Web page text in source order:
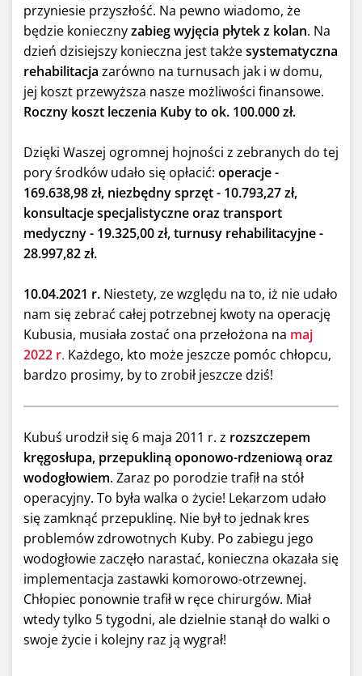
przyniesie przyszłość. Na pewno wiadomo, że
będzie koniecznyzabieg wyjęcia płytek z kolan. Na
dzień dzisiejszy konieczna jest takżesystematyczna
rehabilitacja zarówno na turnusach jak i w domu,
jej koszt przewyższa nasze możliwości finansowe.
Roczny koszt leczenia Kuby to ok. 100.000 zł.
Dzięki Waszej ogromnej hojności z zebranych do tej
pory środków udało się opłacić: operacje -
169.638,98 zł, niezbędny sprzęt - 10.793,27 zł,
konsultacje specjalistyczne oraz transport
medyczny - 19.325,00 zł, turnusy rehabilitacyjne -
28.997,82 zł.
10.04.2021 r. Niestety, ze względu na to, iż nie udało
nam się zebrać całej potrzebnej kwoty na operację
Kubusia, musiała zostać ona przełożona na maj
2022 r. Każdego, kto może jeszcze pomóc chłopcu,
bardzo prosimy, by to zrobił jeszcze dziś!
Kubuś urodził się 6 maja 2011 r. z rozszczepem
kręgosłupa, przepukliną oponowo-rdzeniową oraz
wodogłowiem. Zaraz po porodzie trafił na stół
operacyjny. To była walka o życie! Lekarzom udało
się zamknąć przepuklinę. Nie był to jednak kres
problemów zdrowotnych Kuby. Po zabiegu jego
wodogłowie zaczęło narastać, konieczna okazała się
implementacja zastawki komorowo-otrzewnej.
Chłopiec ponownie trafił w ręce chirurgów. Miał
wtedy tylko 5 tygodni, ale dzielnie stanął do walki o
swoje życie i kolejny raz ją wygrał!